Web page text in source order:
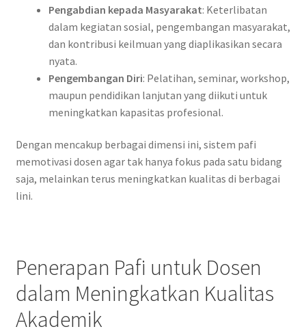
Pengabdian kepada Masyarakat: Keterlibatan
dalam kegiatan sosial, pengembangan masyarakat,
dan kontribusi keilmuan yang diaplikasikan secara
nyata.
Pengembangan Diri: Pelatihan, seminar, workshop,
maupun pendidikan lanjutan yang diikuti untuk
meningkatkan kapasitas profesional.
Dengan mencakup berbagai dimensi ini, sistem pafi
memotivasi dosen agar tak hanya fokus pada satu bidang
saja, melainkan terus meningkatkan kualitas di berbagai
lini.
Penerapan Pafi untuk Dosen
dalam Meningkatkan Kualitas
Akademik